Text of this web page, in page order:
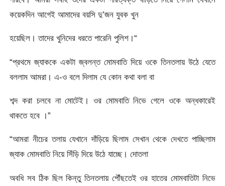
কয়েকদিন আগেই আমাদের বয়সি দু’জন যুবক খুন
হয়েছিল। তাদের খুনিদের ধরতে পারেনি পুলিশ।“
“প্রথমে জ্যাককে একটা জ্বলন্ত মোমবাতি দিয়ে ওকে তিনতলায় উঠে যেতে
বললাম আমরা। এ-ও বলে দিলাম যে কোন কথা বলা বা
শব্দ করা চলবে না মোটেই। ওর মোমবাতি নিভে গেলে ওকে অন্ধকারেই
থাকতে হবে ।”
“আমরা নীচের তলায় যেখানে দাঁড়িয়ে ছিলাম সেখান থেকে দেখতে পাচ্ছিলাম
জ্যাক মোমবাতি নিয়ে সিঁড়ি দিয়ে উঠে যাচ্ছে। দোতলা
অবধি সব ঠিক ছিল কিন্তু তিনতলায় পৌঁছতেই ওর হাতের মোমবাতিটা নিভে